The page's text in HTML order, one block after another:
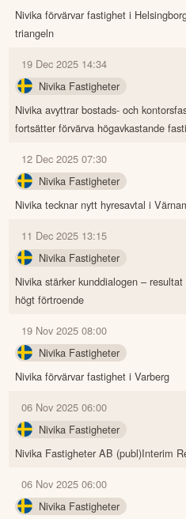
Nivika förvärvar fastighet i
triangeln
19 Dec 2025 14:34
Nivika Fastigheter
Nivika avyttrar bostads- och
fortsätter förvärva högavkastande
12 Dec 2025 07:30
Nivika Fastigheter
Nivika tecknar nytt hyresavtal i
11 Dec 2025 13:15
Nivika Fastigheter
Nivika stärker kunddialogen –
högt förtroende
19 Nov 2025 08:00
Nivika Fastigheter
Nivika förvärvar fastighet i Varberg
06 Nov 2025 06:00
Nivika Fastigheter
Nivika Fastigheter AB (publ)Interim
06 Nov 2025 06:00
Nivika Fastigheter